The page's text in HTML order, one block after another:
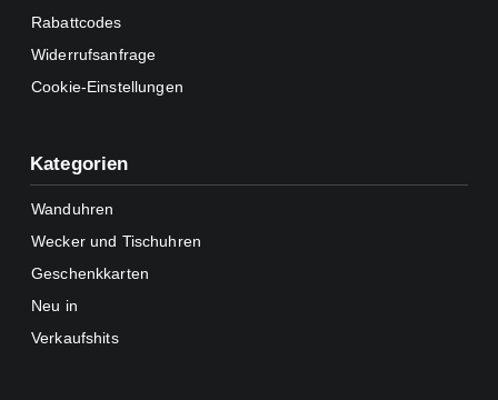
Rabattcodes
Widerrufsanfrage
Cookie-Einstellungen
Kategorien
Wanduhren
Wecker und Tischuhren
Geschenkkarten
Neu in
Verkaufshits